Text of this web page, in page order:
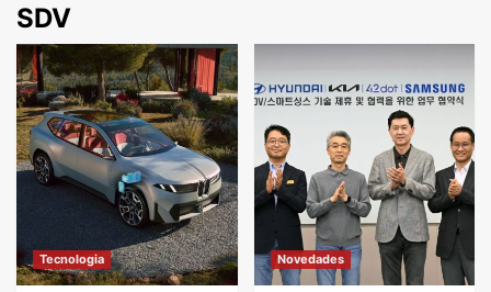
SDV
Tecnologia Novedades